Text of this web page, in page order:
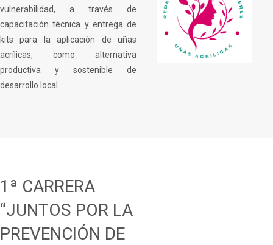
vulnerabilidad, a través de
capacitación técnica y entrega de
kits para la aplicación de uñas
acrílicas, como alternativa
productiva y sostenible de
desarrollo local.
1ª CARRERA
“JUNTOS POR LA
PREVENCIÓN DE